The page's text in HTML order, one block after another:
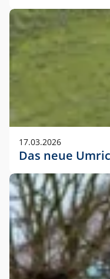
17.03.2026
Das neue